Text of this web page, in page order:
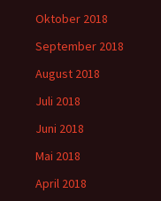
Oktober 2018
September 2018
August 2018
Juli 2018
Juni 2018
Mai 2018
April 2018